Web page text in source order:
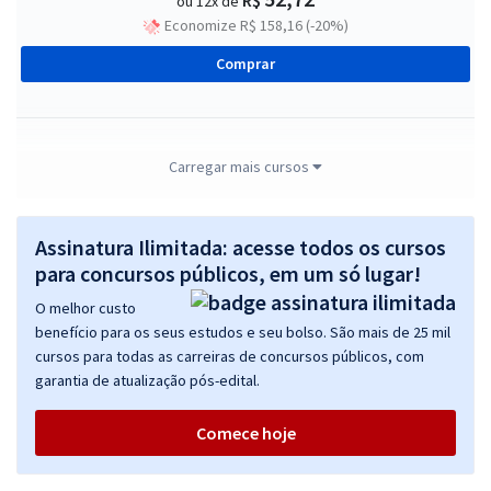
Economize R$ 158,16 (-20%)
Comprar
TCE SP - Tribunal de Contas do Estado de São Paulo - Auditor de
R$ 632,64à vista
ou 12x de R$52,72
Economize R$ 158,16 (-20%)
Comprar
TCE SP - Tribunal de Contas do Estado de São Paulo - Auditor de
Controle Externo - DIPE - Ciências Econômicas (Pós-Edital)
R$ 632,64à vista
Carregar mais cursos
Assinatura Ilimitada: acesse todos os cursos
para concursos públicos, em um só lugar!
O melhor custo
benefício para os seus estudos e seu bolso. São mais de 25 mil
cursos para todas as carreiras de concursos públicos, com
garantia de atualização pós-edital.
Comece hoje